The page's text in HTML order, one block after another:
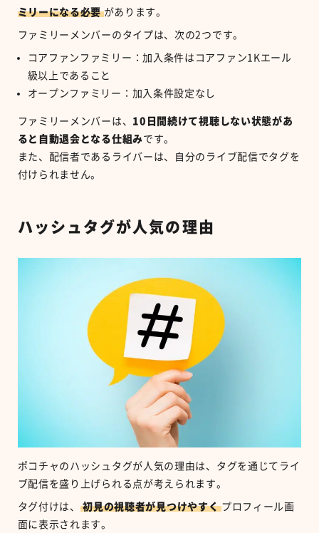
ミリーになる必要 があります。
ファミリーメンバーのタイプは、次の2 つです。
コアファンファミリー：加入条件はコアファン1K エール
級以上であること
オープンファミリー：加入条件設定なし
ファミリーメンバーは、 10 日間続けて視聴しない状態があ
ると自動退会となる仕組みです。
また、配信者であるライバーは、自分のライブ配信でタグを
付けられません。
ハッシュタグが人気の理由
ポコチャのハッシュタグが人気の理由は、タグを通じてライ
ブ配信を盛り上げられる点が考えられます。
タグ付けは、 初見の視聴者が見つけやすく プロフィール画
面に表示されます。